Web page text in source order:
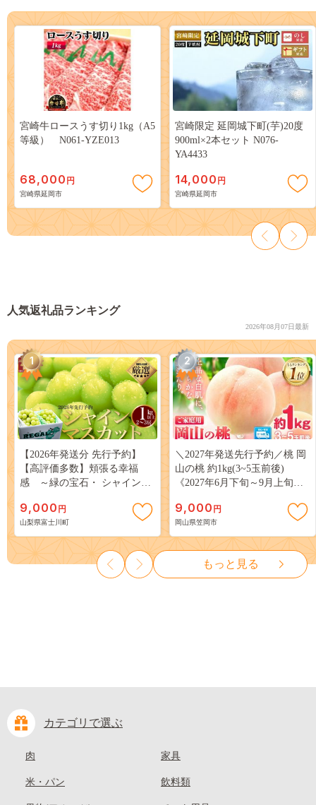
宮崎牛ロースうす切り1kg（A5
等級） N061-YZE013
68,000 円
宮崎県延岡市
宮崎限定 延岡城下町(芋)20度
900ml×2本セット N076-
YA4433
14,000 円
宮崎県延岡市
人気返礼品ランキング
2026年08月07日最新
1
【2026年発送分 先行予約】
【高評価多数】頬張る幸福
感 ～緑の宝石・ シャインマ
３房） フルーツ 山梨県産 果
物 くだもの シャイン マスカ
ット ぶどう ブドウ 葡萄 大粒
種なし 先行予約 富士川町
10000円 一万円 9000円 九千円
9,000 円
山梨県富士川町
2
＼2027年発送先行予約／桃 岡
山の桃 約1kg(3~5玉前後)
《2027年6月下旬～9月上旬頃
岡山 はくとう スイーツ フル
ーツ 果物 デザート 旬 モモ も
も 先行予約 送料無料 果物 岡
山県 笠岡市 清水白桃 白鳳 白
麗 クール便---
kasaoka_zsy_419_100---
9,000 円
岡山県笠岡市
もっと見る
カテゴリで選ぶ
肉
米・パン
家具
飲料類